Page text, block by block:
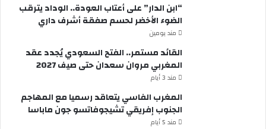
“ابن الدار” على أعتاب العودة.. الوداد يترقب
الضوء الأخضر لحسم صفقة أشرف داري
مند يومين
القائد مستمر.. الفتح السعودي يُجدد عقد
المغربي مروان سعدان حتى صيف 2027
مند 3 أيام
المغرب الفاسي يتعاقد رسميا مع المهاجم
الجنوب إفريقي تشيجوفاتسو جون ماباسا
مند 5 أيام